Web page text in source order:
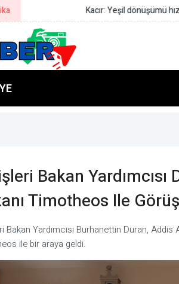
Kacır: Yeşil dönüşümü hızlandırmaya
Bakan
Timotheos Ile
Bakan Yardımcısı Burhanettin Duran, Addis
ile bir araya geldi.